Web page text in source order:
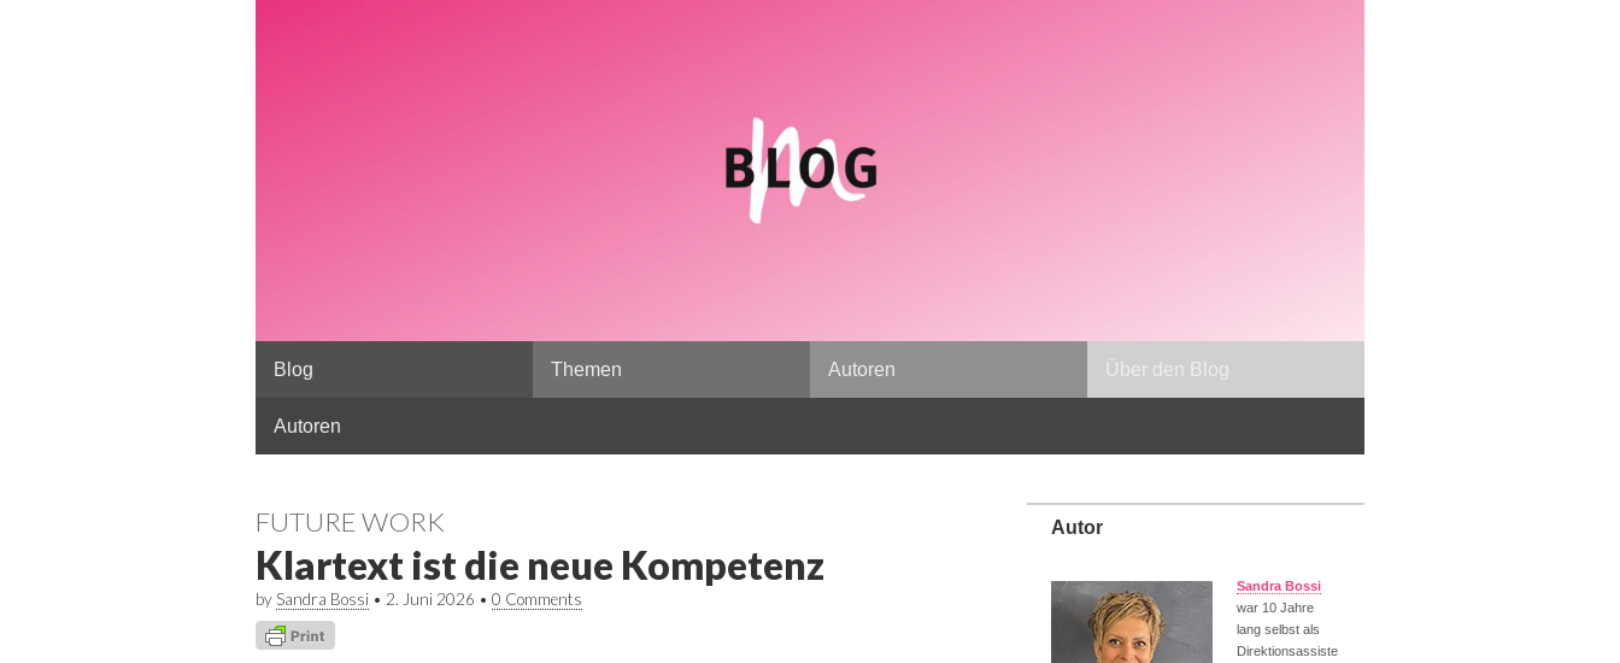
Main menu
Skip to content
Blog Themen Autoren Über den Blog
Autoren
FUTURE WORK
Klartext ist die neue Kompetenz
by Sandra Bossi • 2. Juni 2026 • 0 Comments
Autor
Sandra Bossi
war 10 Jahre
lang selbst als
Direktionsassiste